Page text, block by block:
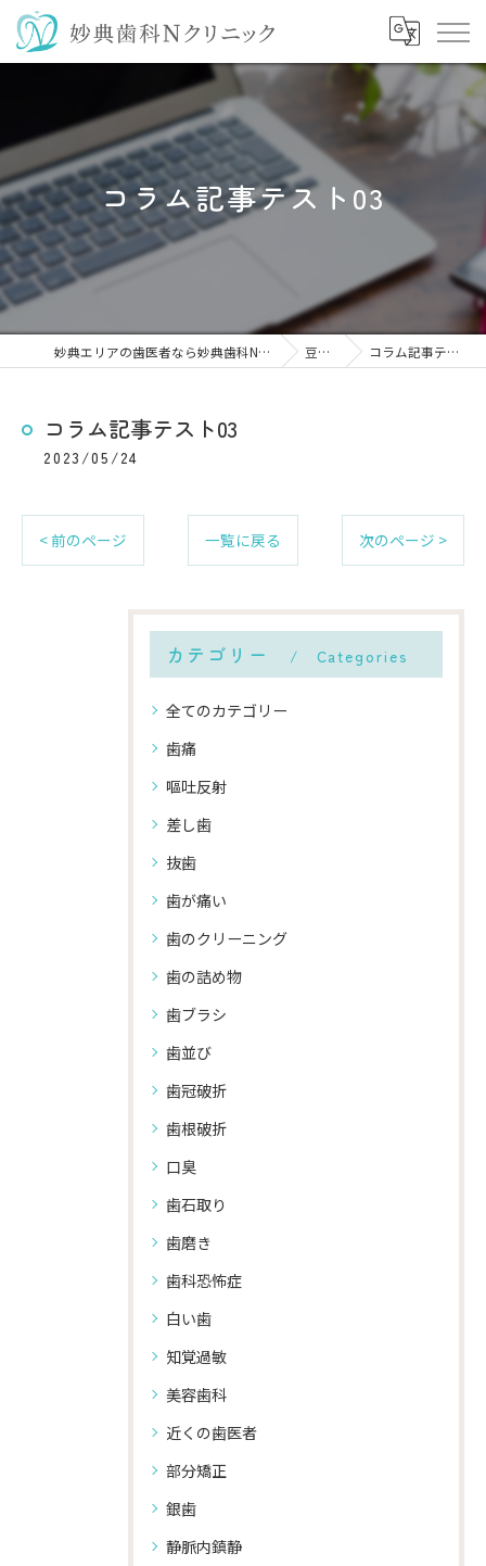
コラム記事テスト03
妙典エリアの歯医者なら妙典歯科Nクリニック 豆知識 コラム記事テスト03
コラム記事テスト03
2023/05/24
< 前のページ 一覧に戻る 次のページ >
カテゴリー Categories
全てのカテゴリー
歯痛
嘔吐反射
差し歯
抜歯
歯が痛い
歯のクリーニング
歯の詰め物
歯ブラシ
歯並び
歯冠破折
歯根破折
口臭
歯石取り
歯磨き
歯科恐怖症
白い歯
知覚過敏
美容歯科
近くの歯医者
部分矯正
銀歯
静脈内鎮静